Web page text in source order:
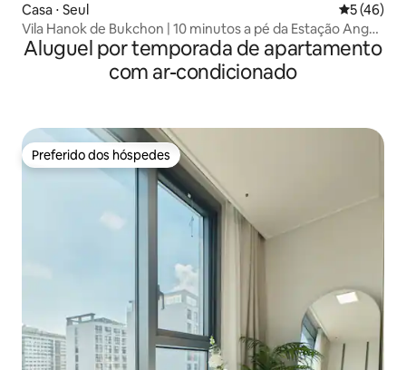
Casa ⋅ Seul 5 de uma
5 (46)
Vila Hanok de Bukchon | 10 minutos a pé da Estação Anguk
| Vista da Torre Namsan | Hanok Novo
Aluguel por temporada de apartamento
com ar-condicionado
Preferido dos hóspedes
Preferido dos hóspedes